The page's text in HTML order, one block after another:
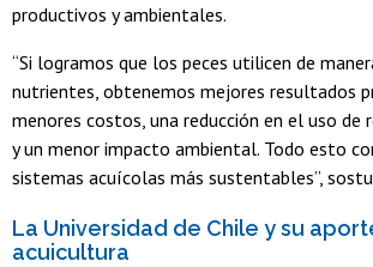
productivos y ambientales.
“Si logramos que los peces utilicen de
nutrientes, obtenemos mejores resultados
menores costos, una reducción en el uso de
y un menor impacto ambiental. Todo esto
sistemas acuícolas más sustentables”,
La Universidad de Chile y su
acuicultura